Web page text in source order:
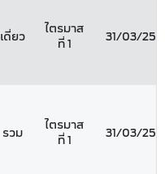
เดี่ยว
ไตรมาส
ที่ 1
31/03/
รวม
ไตรมาส
ที่ 1
31/03/